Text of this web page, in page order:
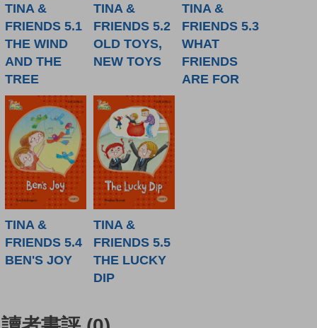
TINA &
FRIENDS 5.1
THE WIND
AND THE
TREE
TINA &
FRIENDS 5.2
OLD TOYS,
NEW TOYS
TINA &
FRIENDS 5.3
WHAT
FRIENDS
ARE FOR
TINA &
FRIENDS 5.4
BEN'S JOY
TINA &
FRIENDS 5.5
THE LUCKY
DIP